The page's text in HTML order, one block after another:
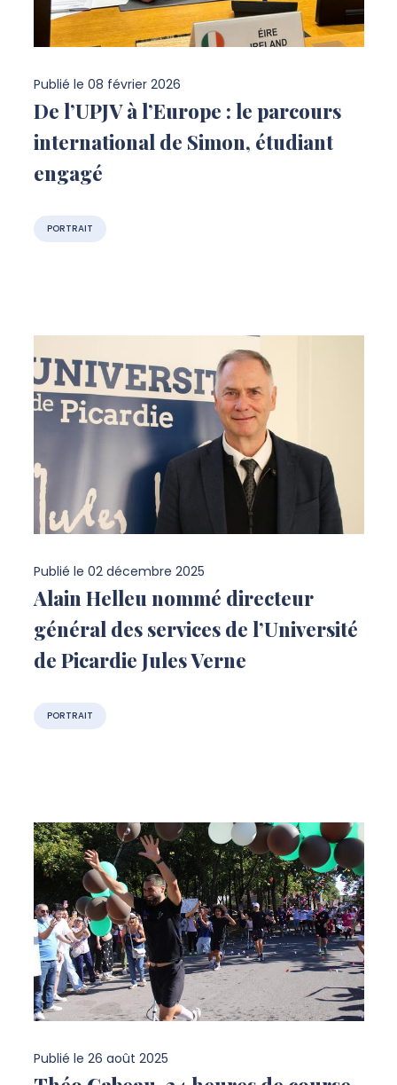
Publié le 08 février 2026
De l’UPJV à l’Europe : le parcours
international de Simon, étudiant
engagé
PORTRAIT
Publié le 02 décembre 2025
Alain Helleu nommé directeur
général des services de l’Université
de Picardie Jules Verne
PORTRAIT
Publié le 26 août 2025